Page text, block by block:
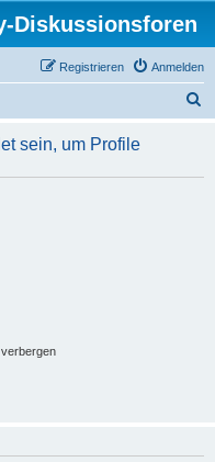
Diskussionsforen
Anmelden
Registrieren
h
sein, um Profile